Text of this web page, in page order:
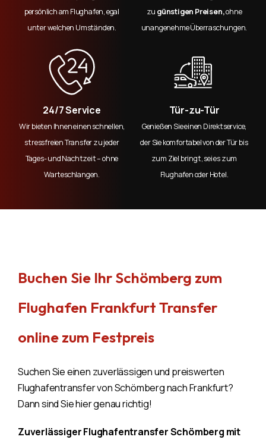
persönlich am Flughafen, egal
unter welchen Umständen.
zu günstigen Preisen,ohne
unangenehme Überraschungen.
24/7 Service
Wir bieten Ihnen einen schnellen,
stressfreien Transfer zu jeder
Tages- und Nachtzeit – ohne
Warteschlangen.
Tür-zu-Tür
Genießen Sie einen Direktservice,
der Sie komfortabel von der Tür bis
zum Ziel bringt, sei es zum
Flughafen oder Hotel.
Buchen Sie Ihr Schömberg zum
Flughafen Frankfurt Transfer
online zum Festpreis
Suchen Sie einen zuverlässigen und preiswerten
Flughafentransfer von Schömberg nach Frankfurt?
Dann sind Sie hier genau richtig!
Zuverlässiger Flughafentransfer Schömberg mit